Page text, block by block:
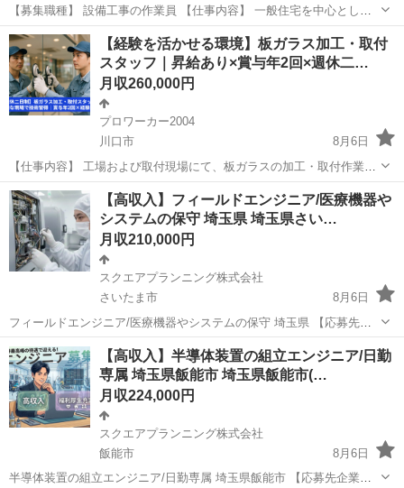
【募集職種】 設備工事の作業員 【仕事内容】 一般住宅を中心とした
設備工事を担当していただきます。 主な工事内容は、エアコンやエコ
キュートなどの住宅設備の設置・交換作業です。 現場ごとに作業内容
は異なります...
埼玉 狭山市 その他
【経験を活かせる環境】板ガラス加工・取付
スタッフ｜昇給あり×賞与年2回×週休二…
月収260,000円
プロワーカー2004
川口市
8月6日
【仕事内容】 工場および取付現場にて、板ガラスの加工・取付作業を
行います。 ＜主な業務内容＞ ・工場での板ガラスの切断 ・ガラス周
囲の研磨仕上げ ・店舗などでのショーケースのガラス接着・組立 ・百
貨店・商業施...
埼玉 川口市 その他
【高収入】フィールドエンジニア/医療機器や
システムの保守 埼玉県 埼玉県さい…
月収210,000円
スクエアプランニング株式会社
さいたま市
8月6日
フィールドエンジニア/医療機器やシステムの保守 埼玉県 【応募先企
業名】スクエアプランニング株式会社 【雇用形態】正社員【人材紹
介】 【職種】整備士等の整備関連 【応募資格】 ・年齢要件: ～ 60歳
・日本語ネイティブ...
埼玉 さいたま市 その他 業務
【高収入】半導体装置の組立エンジニア/日勤
専属 埼玉県飯能市 埼玉県飯能市(…
月収224,000円
スクエアプランニング株式会社
飯能市
8月6日
半導体装置の組立エンジニア/日勤専属 埼玉県飯能市 【応募先企業